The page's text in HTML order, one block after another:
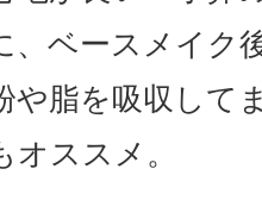
ト
、ベースメイク
や脂を吸収して
ススメ。